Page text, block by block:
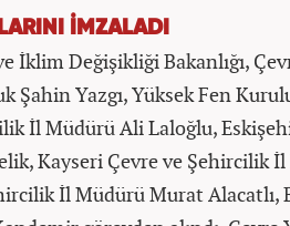
İMZALADI
İklim Değişikliği Bakanlığı,
Şahin Yazgı, Yüksek Fen
İl Müdürü Ali Laloğlu,
Kayseri Çevre ve Şehircilik
İl Müdürü Murat Alacatlı,